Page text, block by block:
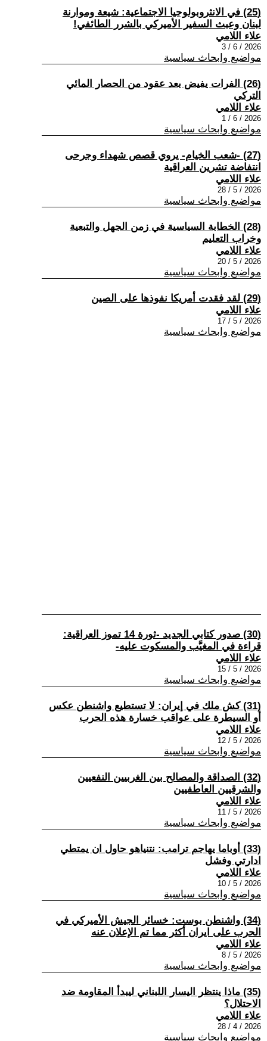
(25) في الانثروبولوجيا الاجتماعية: شيعة وموارنة
لبنان وعبث السفير الأميركي بالشرر الطائفي!
علاء اللامي
2026 / 6 / 3
مواضيع وابحاث سياسية
(26) الفرات يفيض بعد عقود من الحصار المائي
التركي
علاء اللامي
2026 / 6 / 1
مواضيع وابحاث سياسية
(27) -شعب الخيام- يروي قصص شهداء وجرحى
انتفاضة تشرين العراقية
علاء اللامي
2026 / 5 / 28
مواضيع وابحاث سياسية
(28) الخطابة السياسية في زمن الجهل والتبعية
وخراب التعليم
علاء اللامي
2026 / 5 / 20
مواضيع وابحاث سياسية
(29) لقد فقدت أمريكا نفوذها على الصين
علاء اللامي
2026 / 5 / 17
مواضيع وابحاث سياسية
(30) صدور كتابي الجديد -ثورة 14 تموز العراقية:
قراءة في المغيَّب والمسكوت عليه-
علاء اللامي
2026 / 5 / 15
مواضيع وابحاث سياسية
(31) كش ملك في إيران: لا تستطيع واشنطن عكس
أو السيطرة على عواقب خسارة هذه الحرب
علاء اللامي
2026 / 5 / 12
مواضيع وابحاث سياسية
(32) الصداقة والمصالح بين الغربيين النفعيين
والشرقيين العاطفيين
علاء اللامي
2026 / 5 / 11
مواضيع وابحاث سياسية
(33) أوباما يهاجم ترامب: نتنياهو حاول ان يمتطي
ادارتي وفشل
علاء اللامي
2026 / 5 / 10
مواضيع وابحاث سياسية
(34) واشنطن بوست: خسائر الجيش الأميركي في
الحرب على ايران أكثر مما تم الإعلان عنه
علاء اللامي
2026 / 5 / 8
مواضيع وابحاث سياسية
(35) ماذا ينتظر اليسار اللبناني ليبدأ المقاومة ضد
الاحتلال؟
علاء اللامي
2026 / 4 / 28
مواضيع وابحاث سياسية